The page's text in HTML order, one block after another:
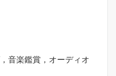
音楽鑑賞，オーディオ